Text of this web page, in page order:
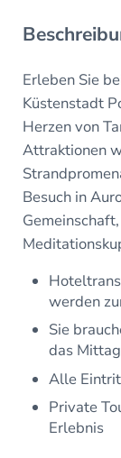
Erleben Sie
Küstenstadt
Herzen von
Attraktionen
Besuch in
werden
Sie
das
Alle
Private
Erlebnis